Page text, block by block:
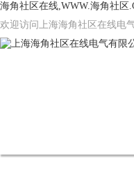
海角社区在线,WWW.海角社区
欢迎访问上海海角社区在线电